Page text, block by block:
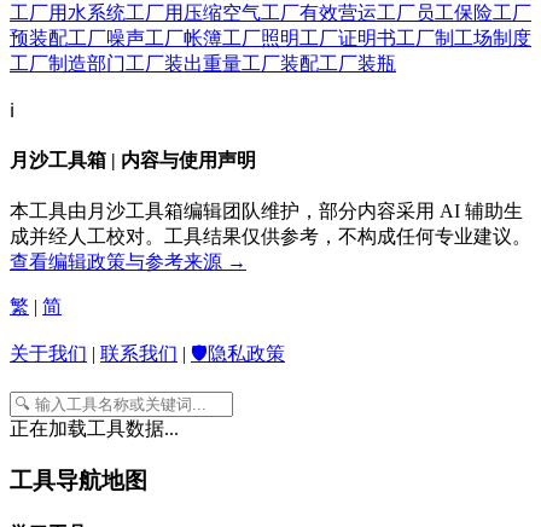
工厂用水系统工厂用压缩空气工厂有效营运工厂员工保险工厂
预装配工厂噪声工厂帐簿工厂照明工厂证明书工厂制 工场制度
工厂制造部门工厂装出重量工厂装配工厂装瓶
ℹ️
月沙工具箱 | 内容与使用声明
本工具由月沙工具箱编辑团队维护，部分内容采用 AI 辅助生
成并经人工校对。工具结果仅供参考，不构成任何专业建议。
查看编辑政策与参考来源 →
繁 | 简
关于我们 | 联系我们 | 🛡️隐私政策
正在加载工具数据...
工具导航地图